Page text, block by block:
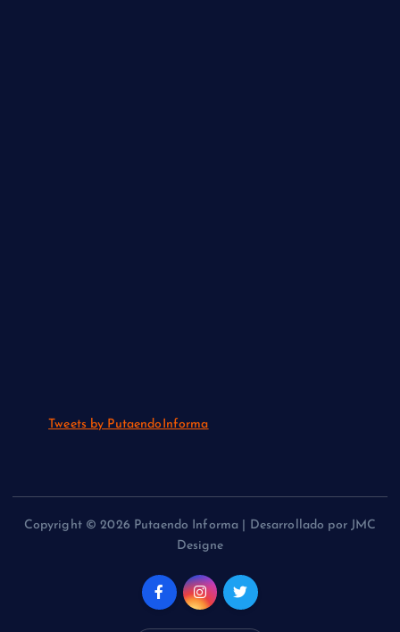
Tweets by PutaendoInforma
Copyright © 2026 Putaendo Informa | Desarrollado por JMC
Designe